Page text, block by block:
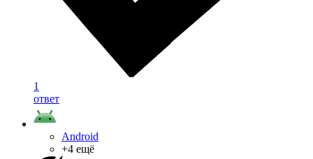
1
ответ
Android
+4 ещё